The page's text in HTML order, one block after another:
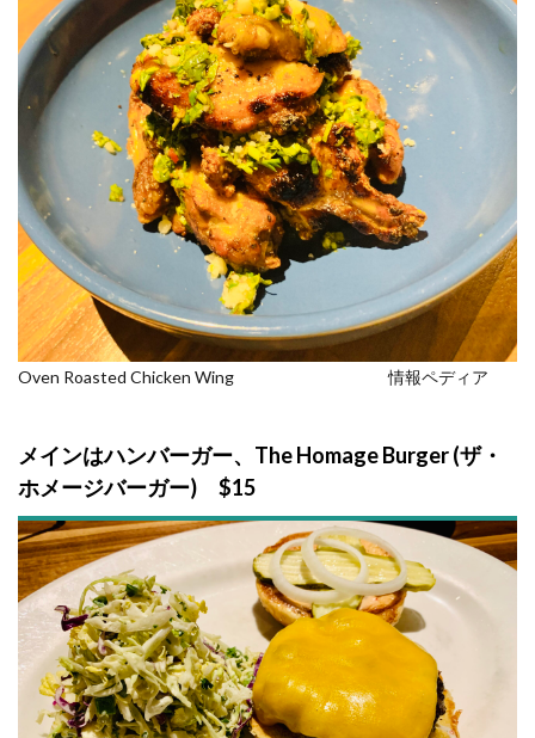
Oven Roasted Chicken Wing 情報ペディア
メインはハンバーガー、The Homage Burger (ザ・
ホメージバーガー) $15